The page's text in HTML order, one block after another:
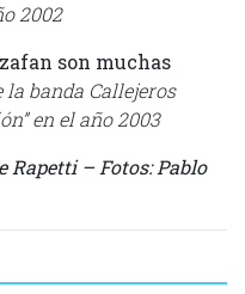
2002
son muchas
la banda Callejeros
en el año 2003
Rapetti – Fotos: Pablo